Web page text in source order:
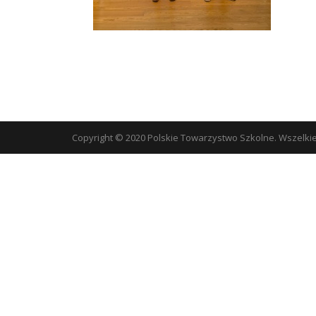
Copyright © 2020 Polskie Towarzystwo Szkolne.